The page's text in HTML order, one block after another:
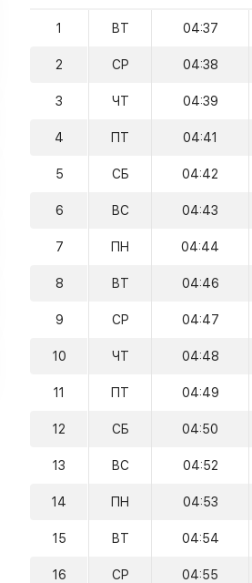
1 ВТ 04:37
2 СР 04:38
3 ЧТ 04:39
4 ПТ 04:41
5 СБ 04:42
6 ВС 04:43
7 ПН 04:44
8 ВТ 04:46
9 СР 04:47
10 ЧТ 04:48
11 ПТ 04:49
12 СБ 04:50
13 ВС 04:52
14 ПН 04:53
15 ВТ 04:54
16 СР 04:55